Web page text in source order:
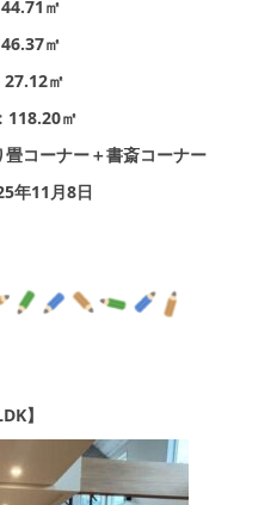
㎡
㎡
27.12㎡
118.20㎡
コーナー＋書斎コーナー
年11月8日
】